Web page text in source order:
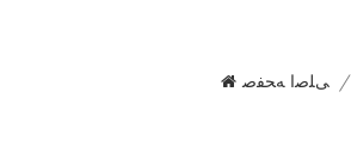
ﯽﻠﺻﺍ ﻪﺤﻔﺻ /